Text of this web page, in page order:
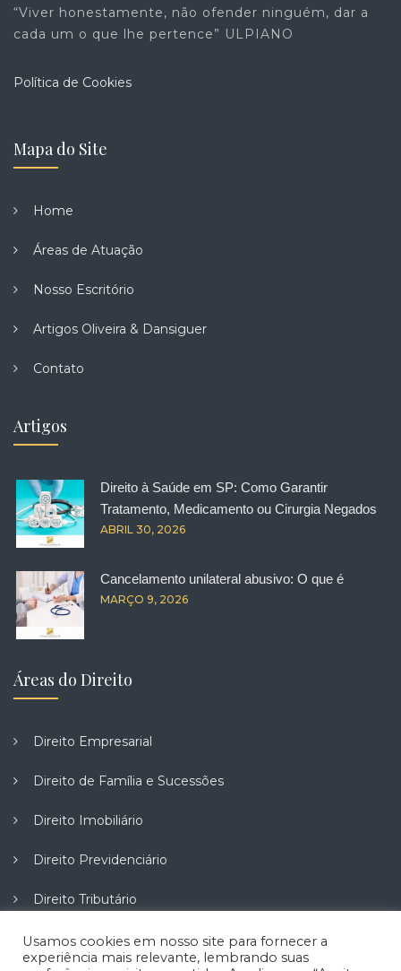
“Viver honestamente, não ofender ninguém, dar a
cada um o que lhe pertence” ULPIANO
Política de Cookies
Mapa do Site
Home
Áreas de Atuação
Nosso Escritório
Artigos Oliveira & Dansiguer
Contato
Artigos
Direito à Saúde em SP: Como Garantir
Tratamento, Medicamento ou Cirurgia Negados
ABRIL 30, 2026
Cancelamento unilateral abusivo: O que é
MARÇO 9, 2026
Áreas do Direito
Direito Empresarial
Direito de Família e Sucessões
Direito Imobiliário
Direito Previdenciário
Direito Tributário
Direito do Trabalho
Usamos cookies em nosso site para fornecer a
experiência mais relevante, lembrando suas